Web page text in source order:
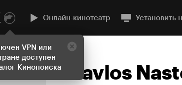
VPN или
доступен
Кинопоиска
Онлайн-кинотеатр Установить
Pavlos